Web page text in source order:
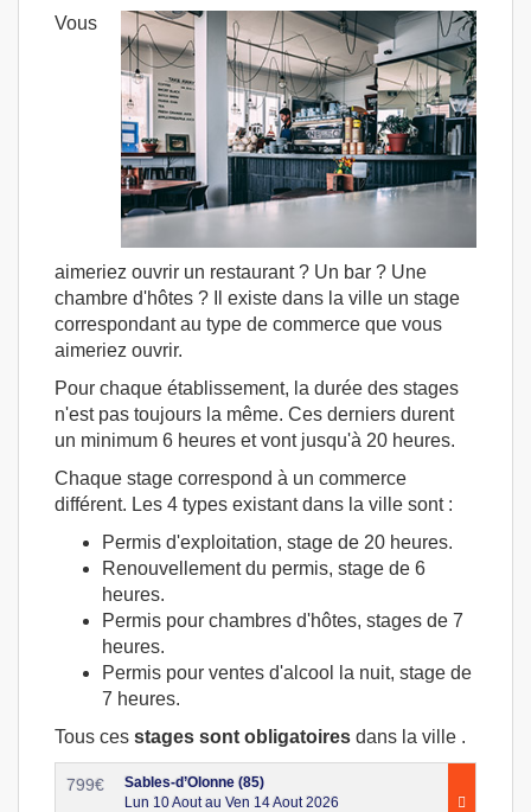
Vous
aimeriez ouvrir un restaurant ? Un bar ? Une
chambre d'hôtes ? Il existe dans la ville un stage
correspondant au type de commerce que vous
aimeriez ouvrir.
Pour chaque établissement, la durée des stages
n'est pas toujours la même. Ces derniers durent
un minimum 6 heures et vont jusqu'à 20 heures.
Chaque stage correspond à un commerce
différent. Les 4 types existant dans la ville sont :
Permis d'exploitation, stage de 20 heures.
Renouvellement du permis, stage de 6
heures.
Permis pour chambres d'hôtes, stages de 7
heures.
Permis pour ventes d'alcool la nuit, stage de
7 heures.
Tous ces stages sont obligatoires dans la ville .
799€
Sables-d’Olonne (85)
Lun 10 Aout au Ven 14 Aout 2026